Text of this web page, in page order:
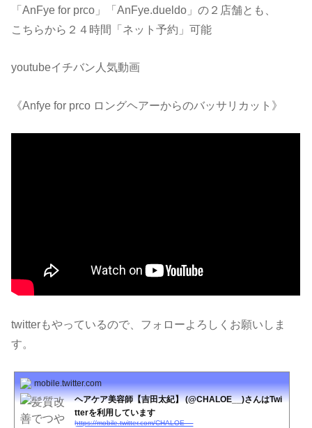
「AnFye for prco」「AnFye.dueldo」の２店舗とも、
こちらから２４時間「ネット予約」可能
youtubeイチバン人気動画
《Anfye for prco ロングヘアーからのバッサリカット》
twitterもやっているので、フォローよろしくお願いしま
す。
mobile.twitter.com
ヘアケア美容師【吉田太紀】 (@CHALOE__)さんはTwi
tterを利用しています
https://mobile.twitter.com/CHALOE__